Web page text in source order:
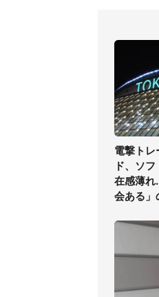
電撃ト
ド、ソ
在感薄れ
会ある」